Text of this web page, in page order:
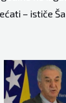
– ističe